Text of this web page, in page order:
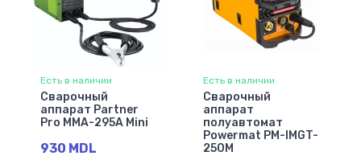
Есть в наличии
Сварочный
аппарат Partner
Pro MMA-295A Mini
930 MDL
Есть в наличии
Сварочный
аппарат
полуавтомат
Powermat PM-IMGT-
250M